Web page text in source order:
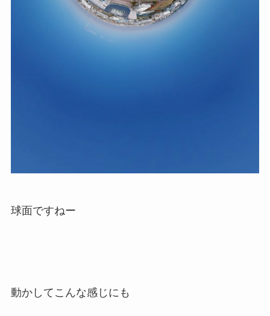
球面ですねー
動かしてこんな感じにも